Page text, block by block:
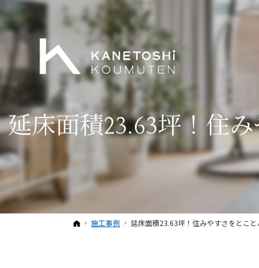
延床面積23.63坪！住
ホーム
施工事例 延床面積23.63坪！住みやすさをとこ